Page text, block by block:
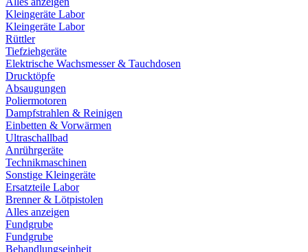
Kleingeräte Labor
Kleingeräte Labor
Rüttler
Tiefziehgeräte
Elektrische Wachsmesser & Tauchdosen
Drucktöpfe
Absaugungen
Poliermotoren
Dampfstrahlen & Reinigen
Einbetten & Vorwärmen
Ultraschallbad
Anrührgeräte
Technikmaschinen
Sonstige Kleingeräte
Ersatzteile Labor
Brenner & Lötpistolen
Alles anzeigen
Fundgrube
Fundgrube
Behandlungseinheit